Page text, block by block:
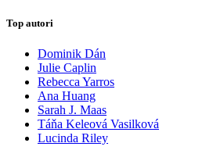
Top autori
Dominik Dán
Julie Caplin
Rebecca Yarros
Ana Huang
Sarah J. Maas
Táňa Keleová Vasilková
Lucinda Riley